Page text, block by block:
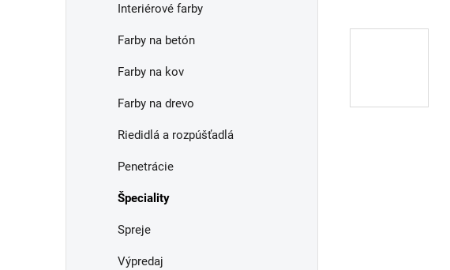
Interiérové farby
Farby na betón
Farby na kov
Farby na drevo
Riedidlá a rozpúšťadlá
Penetrácie
Špeciality
Spreje
Výpredaj